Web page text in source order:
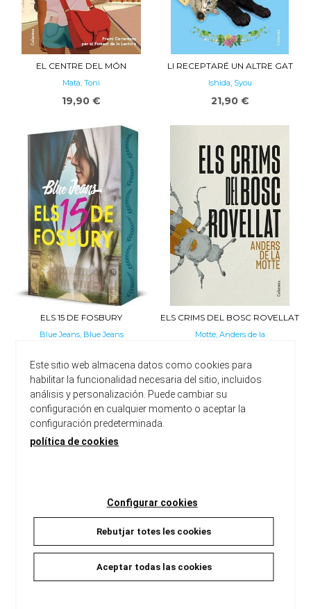
EL CENTRE DEL MÓN
Mata, Toni
19,90 €
LI RECEPTARÉ UN ALTRE GAT
Ishida, Syou
21,90 €
ELS 15 DE FOSBURY
Blue Jeans, Blue Jeans
ELS CRIMS DEL BOSC ROVELLAT
Motte, Anders de la
L'OMBRA DEL VENT (EDICIÓ
ESPECIAL CANTELLS TINTATS...
EL CLUB DE L'OBLIT (EDICIÓ
ESPECIAL)
Este sitio web almacena datos como cookies para
habilitar la funcionalidad necesaria del sitio, incluidos
análisis y personalización. Puede cambiar su
configuración en cualquier momento o aceptar la
configuración predeterminada.
política de cookies
Configurar cookies
Rebutjar totes les cookies
Aceptar todas las cookies